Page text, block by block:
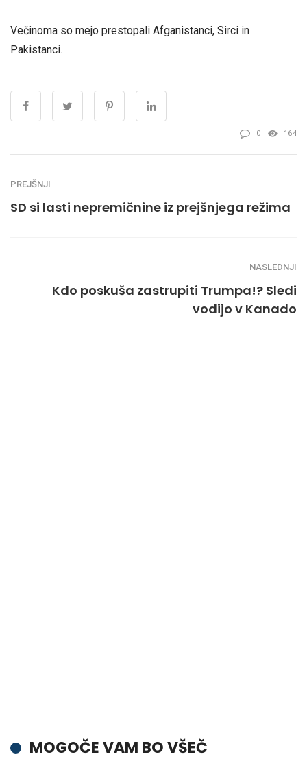
Večinoma so mejo prestopali Afganistanci, Sirci in
Pakistanci.
0 164
PREJŠNJI
SD si lasti nepremičnine iz prejšnjega režima
NASLEDNJI
Kdo poskuša zastrupiti Trumpa!? Sledi
vodijo v Kanado
MOGOČE VAM BO VŠEČ